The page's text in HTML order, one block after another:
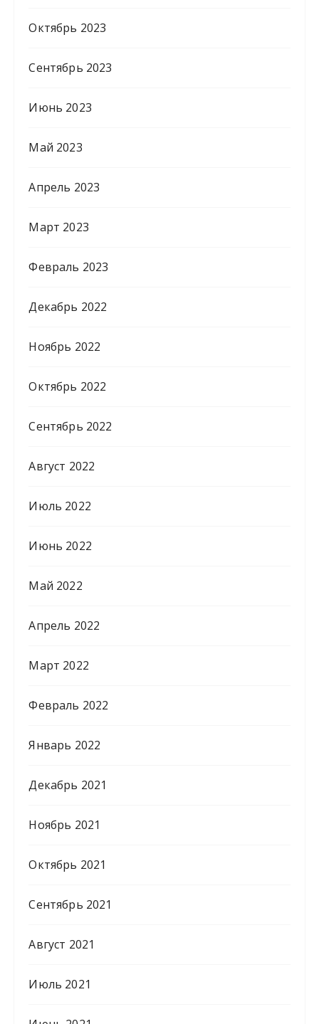
Октябрь 2023
Сентябрь 2023
Июнь 2023
Май 2023
Апрель 2023
Март 2023
Февраль 2023
Декабрь 2022
Ноябрь 2022
Октябрь 2022
Сентябрь 2022
Август 2022
Июль 2022
Июнь 2022
Май 2022
Апрель 2022
Март 2022
Февраль 2022
Январь 2022
Декабрь 2021
Ноябрь 2021
Октябрь 2021
Сентябрь 2021
Август 2021
Июль 2021